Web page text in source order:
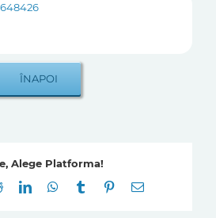
Alege Platforma!
RedditLinkedInWhatsApp
Tumblr Pinterest
E-